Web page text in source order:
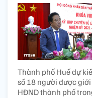
Thành phố Huế dự
số 18 người được
HĐND thành phố